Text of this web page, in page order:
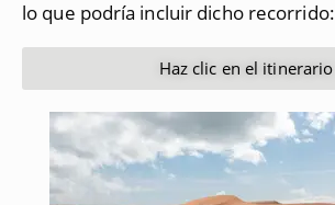
lo que podría incluir dicho recorrido:
Haz clic en el itinerario